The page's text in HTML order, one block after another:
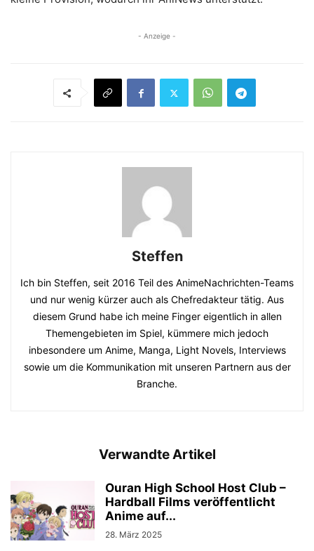
- Anzeige -
Steffen
Ich bin Steffen, seit 2016 Teil des AnimeNachrichten-Teams
und nur wenig kürzer auch als Chefredakteur tätig. Aus
diesem Grund habe ich meine Finger eigentlich in allen
Themengebieten im Spiel, kümmere mich jedoch
inbesondere um Anime, Manga, Light Novels, Interviews
sowie um die Kommunikation mit unseren Partnern aus der
Branche.
Verwandte Artikel
Ouran High School Host Club –
Hardball Films veröffentlicht
Anime auf...
28. März 2025